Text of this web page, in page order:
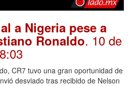
a Nigeria pese a
Ronaldo. 10 de
CR7 tuvo una gran oportunidad de
desviado tras recibido de Nelson